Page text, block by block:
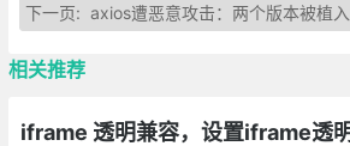
下一页:axios遭恶意攻击：两个版本被植入后
相关推荐
iframe 透明兼容，设置iframe透